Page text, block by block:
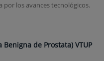
los avances tecnológicos.
de Prostata) VTUP